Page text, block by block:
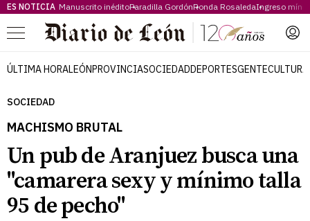
ES NOTICIA Manuscrito inéditoParadilla GordónRonda RosaledaIngreso
Menú
ÚLTIMA HORALEÓNPROVINCIASOCIEDADDEPORTESGENTECULTURA
SOCIEDAD
MACHISMO BRUTAL
Un pub de Aranjuez busca una
"camarera sexy y mínimo talla
95 de pecho"